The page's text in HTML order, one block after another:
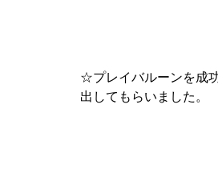
☆プレイバルーンを成
出してもらいました。